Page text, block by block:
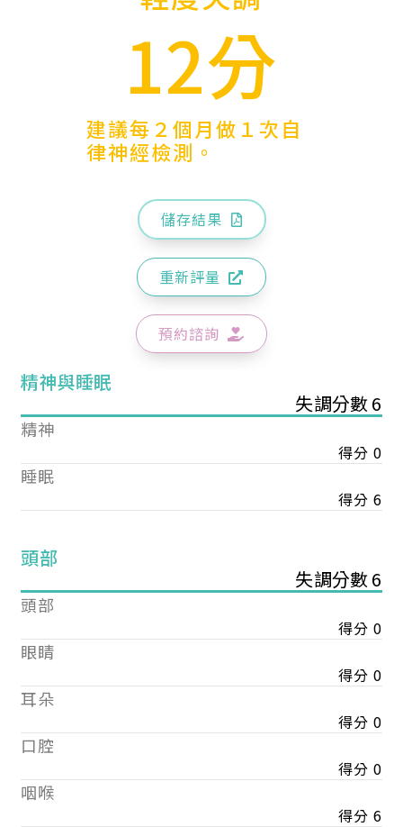
12分
建議每２個月做１次自
律神經檢測。
儲存結果
重新評量
預約諮詢
精神與睡眠
失調分數 6
精神
得分 0
睡眠
得分 6
頭部
失調分數 6
頭部
得分 0
眼睛
得分 0
耳朵
得分 0
口腔
得分 0
咽喉
得分 6